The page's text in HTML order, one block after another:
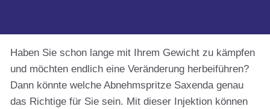
Haben Sie schon lange mit Ihrem Gewicht zu kämpfen
und möchten endlich eine Veränderung herbeiführen?
Dann könnte welche Abnehmspritze Saxenda genau
das Richtige für Sie sein. Mit dieser Injektion können